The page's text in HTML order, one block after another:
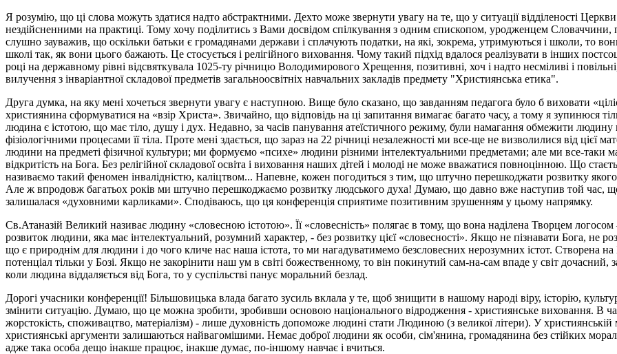
Я розумію, що ці слова можуть здатися надто абстрактними. Дехто може звернути увагу на те, що у ситуації відділеності
нездійсненними на практиці. Тому хочу поділитись з Вами досвідом спілкування з одним єпископом, уродженцем Словаччини,
слушно зауважив, що оскільки батьки є громадянами держави і сплачують податки, на які, зокрема, утримуються і школи, то
школі так, як вони цього бажають. Це стосується і релігійного виховання. Чому такий підхід вдалося реалізувати в інших
році на державному рівні відсвяткувала 1025-ту річницю Володимирового Хрещення, позитивні, хоч і надто несміливі і
вилучення з інваріантної складової предметів загальноосвітніх навчальних закладів предмету "Християнська етика".
Друга думка, на яку мені хочеться звернути увагу є наступною. Вище було сказано, що завданням педагога було б виховати
християнина сформуватися на «взір Христа». Звичайно, що відповідь на ці запитання вимагає багато часу, а тому я зупинюся
людина є істотою, що має тіло, душу і дух. Недавно, за часів панування атеїстичного режиму, були намагання обмежити
фізіологічними процесами її тіла. Проте мені здається, що зараз на 22 річниці незалежності ми все-ще не визволилися від цієї
людини на предметі фізичної культури; ми формуємо «психе» людини різними інтелектуальними предметами; але ми все-таки
відкритість на Бога. Без релігійної складової освіта і виховання наших дітей і молоді не може вважатися повноцінною. Що
називаємо такий феномен інвалідністю, каліцтвом... Напевне, кожен погодиться з тим, що штучно перешкоджати розвитку
Але ж впродовж багатьох років ми штучно перешкоджаємо розвитку людського духа! Думаю, що давно вже наступив той час,
залишалася «духовними карликами». Сподіваюсь, що ця конференція сприятиме позитивним зрушенням у цьому напрямку.
Св.Атаназій Великий називає людину «словесною істотою». Її «словесність» полягає в тому, що вона наділена Творцем
розвиток людини, яка має інтелектуальний, розумний характер, - без розвитку цієї «словесності». Якщо не пізнавати Бога, не
що є природнім для людини і до чого кличе нас наша істота, то ми нагадуватимемо безсловесних нерозумних істот. Створена
потенціал тільки у Бозі. Якщо не закорінити наш ум в світі божественному, то він покинутий сам-на-сам впаде у світ
коли людина віддаляється від Бога, то у суспільстві панує моральний безлад.
Дорогі учасники конференції! Більшовицька влада багато зусиль вклала у те, щоб знищити в нашому народі віру, історію,
змінити ситуацію. Думаю, що це можна зробити, зробивши основою національного відродження - християнське виховання. В
жорстокість, споживацтво, матеріалізм) - лише духовність допоможе людині стати Людиною (з великої літери). У християнській
християнські аргументи залишаються найвагомішими. Немає доброї людини як особи, сім'янина, громадянина без стійких
адже така особа дещо інакше працює, інакше думає, по-іншому навчає і вчиться.